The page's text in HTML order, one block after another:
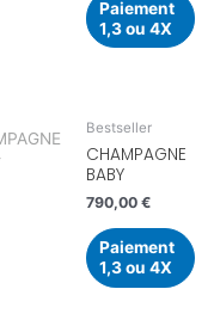
Paiement
1,3 ou 4X
Bestseller
CHAMPAGNE
BABY
790,00 €
Paiement
1,3 ou 4X